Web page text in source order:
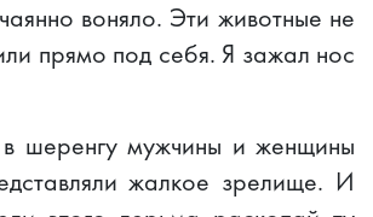
воняло. Эти животные не
прямо под себя. Я зажал нос
шеренгу мужчины и женщины
жалкое зрелище. И